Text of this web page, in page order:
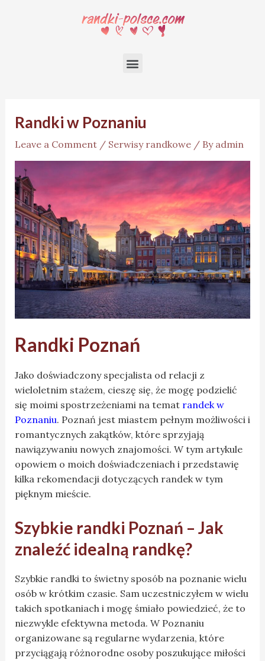
Randki w Poznaniu
Leave a Comment / Serwisy randkowe/ By admin
Randki Poznań
Jako doświadczony specjalista od relacji z
wieloletnim stażem, cieszę się, że mogę podzielić
się moimi spostrzeżeniami na temat randek w
Poznaniu. Poznań jest miastem pełnym możliwości i
romantycznych zakątków, które sprzyjają
nawiązywaniu nowych znajomości. W tym artykule
opowiem o moich doświadczeniach i przedstawię
kilka rekomendacji dotyczących randek w tym
pięknym mieście.
Szybkie randki Poznań – Jak
znaleźć idealną randkę?
Szybkie randki to świetny sposób na poznanie wielu
osób w krótkim czasie. Sam uczestniczyłem w wielu
takich spotkaniach i mogę śmiało powiedzieć, że to
niezwykle efektywna metoda. W Poznaniu
organizowane są regularne wydarzenia, które
przyciągają różnorodne osoby poszukujące miłości